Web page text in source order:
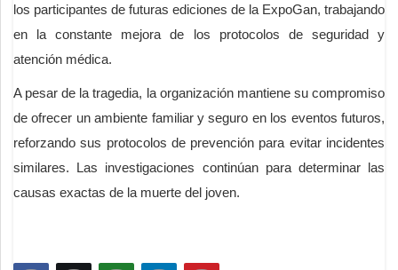
los participantes de futuras ediciones de la ExpoGan, trabajando
en la constante mejora de los protocolos de seguridad y
atención médica.
A pesar de la tragedia, la organización mantiene su compromiso
de ofrecer un ambiente familiar y seguro en los eventos futuros,
reforzando sus protocolos de prevención para evitar incidentes
similares. Las investigaciones continúan para determinar las
causas exactas de la muerte del joven.